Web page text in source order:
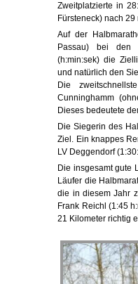
Zweitplatzierte in
Fürsteneck) nach
Auf der
Passau) bei den
(h:min:sek) die
und natürlich den
Die
Cunninghamm
Dieses bedeutete
Die Siegerin des
Ziel. Ein knappes
LV Deggendorf
Die insgesamt gute
Läufer die
die in diesem Jahr
Frank Reichl (1:45
21 Kilometer richtig